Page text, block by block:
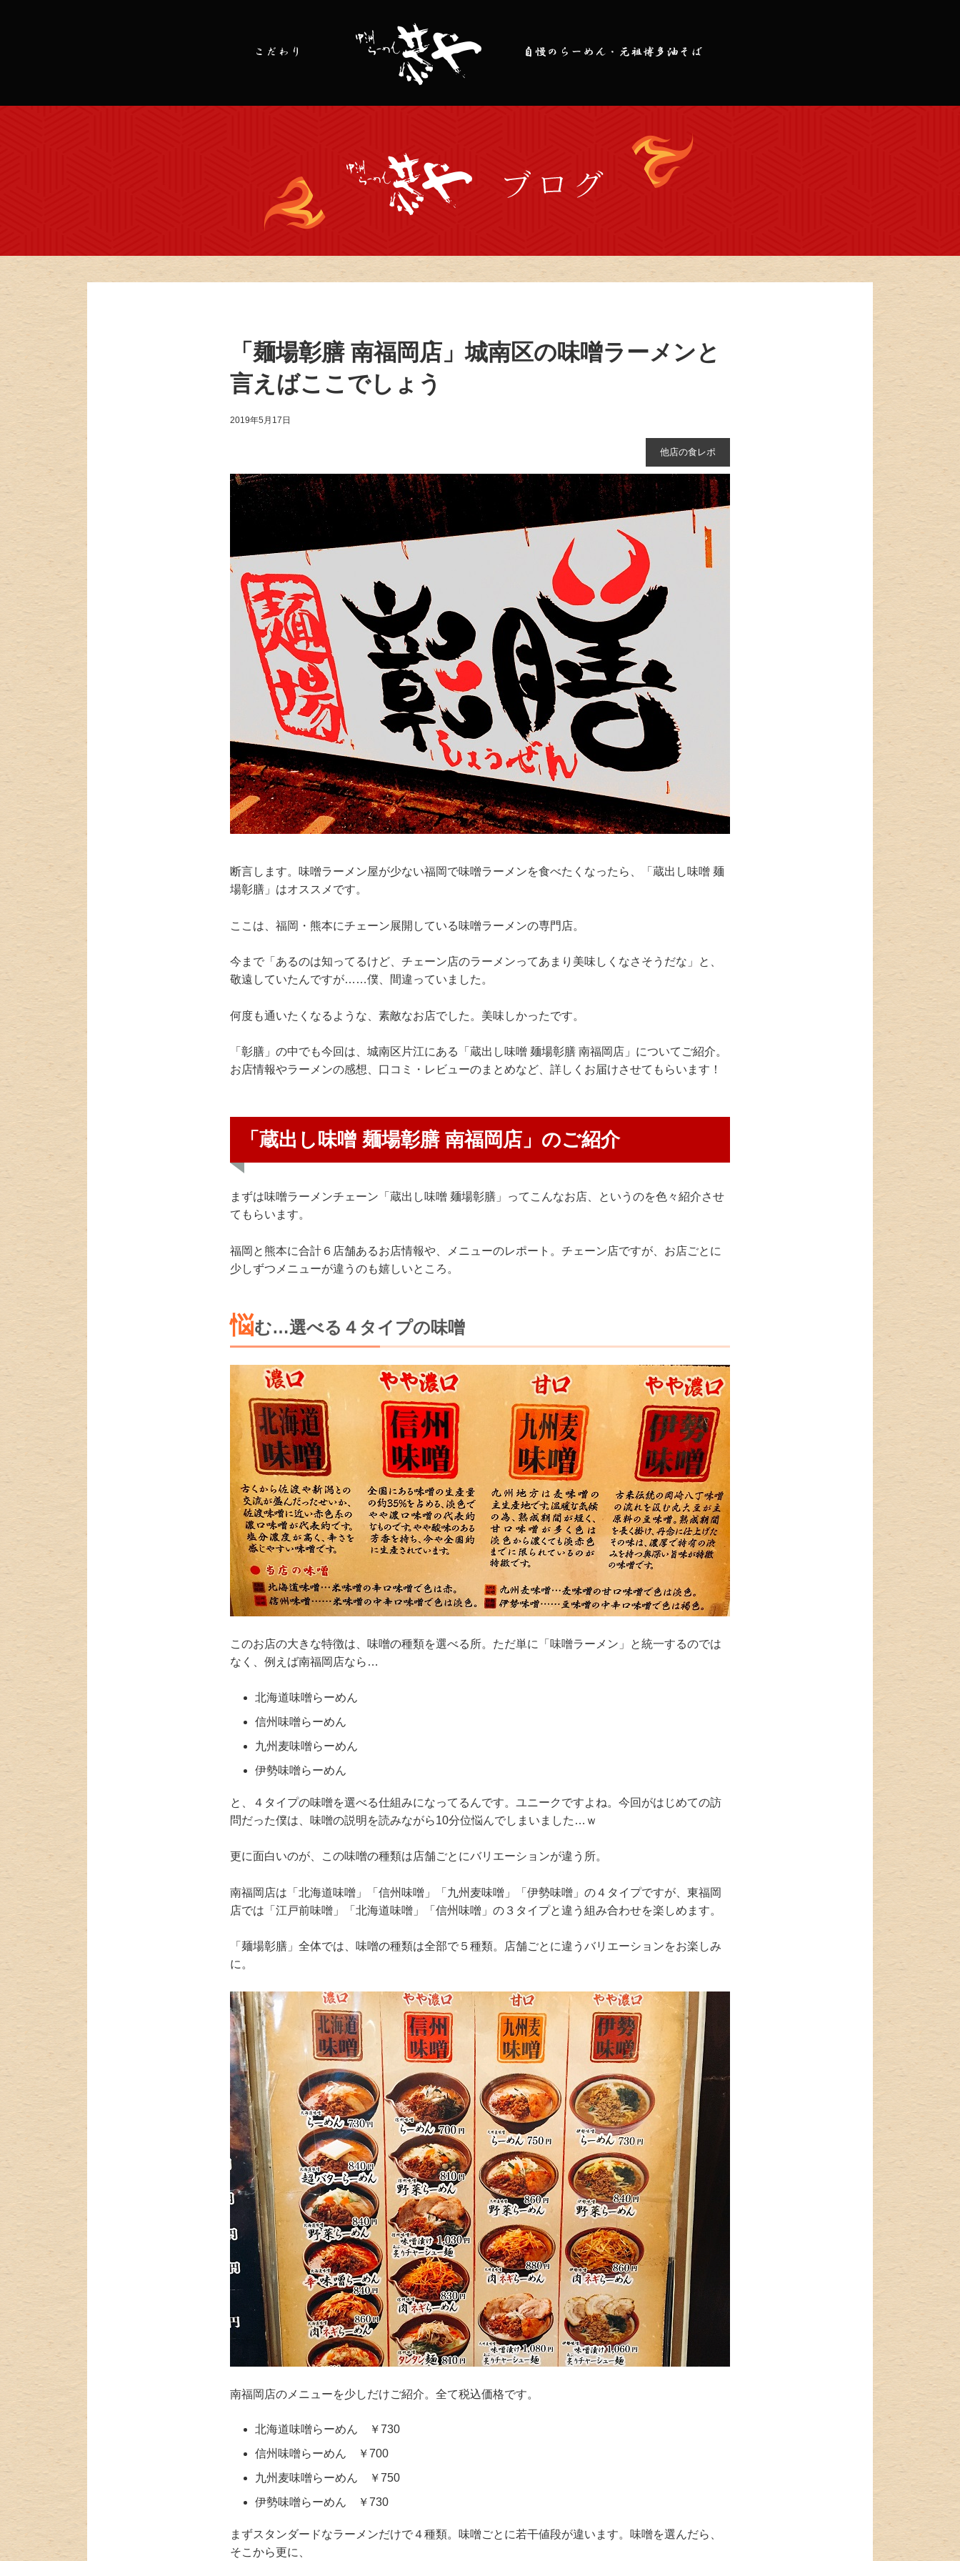
「麺場彰膳 南福岡店」城南区の味噌ラーメンと
言えばここでしょう
2019年5月17日
他店の食レポ
断言します。味噌ラーメン屋が少ない福岡で味噌ラーメンを食べたくなったら、「蔵出し味噌 麺
場彰膳」はオススメです。
ここは、福岡・熊本にチェーン展開している味噌ラーメンの専門店。
今まで「あるのは知ってるけど、チェーン店のラーメンってあまり美味しくなさそうだな」と、
敬遠していたんですが……僕、間違っていました。
何度も通いたくなるような、素敵なお店でした。美味しかったです。
「彰膳」の中でも今回は、城南区片江にある「蔵出し味噌 麺場彰膳 南福岡店」についてご紹介。
お店情報やラーメンの感想、口コミ・レビューのまとめなど、詳しくお届けさせてもらいます！
「蔵出し味噌 麺場彰膳 南福岡店」のご紹介
まずは味噌ラーメンチェーン「蔵出し味噌 麺場彰膳」ってこんなお店、というのを色々紹介させ
てもらいます。
福岡と熊本に合計６店舗あるお店情報や、メニューのレポート。チェーン店ですが、お店ごとに
少しずつメニューが違うのも嬉しいところ。
悩む…選べる４タイプの味噌
このお店の大きな特徴は、味噌の種類を選べる所。ただ単に「味噌ラーメン」と統一するのでは
なく、例えば南福岡店なら…
北海道味噌らーめん
信州味噌らーめん
九州麦味噌らーめん
伊勢味噌らーめん
と、４タイプの味噌を選べる仕組みになってるんです。ユニークですよね。今回がはじめての訪
問だった僕は、味噌の説明を読みながら10分位悩んでしまいました…ｗ
更に面白いのが、この味噌の種類は店舗ごとにバリエーションが違う所。
南福岡店は「北海道味噌」「信州味噌」「九州麦味噌」「伊勢味噌」の４タイプですが、東福岡
店では「江戸前味噌」「北海道味噌」「信州味噌」の３タイプと違う組み合わせを楽しめます。
「麺場彰膳」全体では、味噌の種類は全部で５種類。店舗ごとに違うバリエーションをお楽しみ
に。
南福岡店のメニューを少しだけご紹介。全て税込価格です。
北海道味噌らーめん ￥730
信州味噌らーめん ￥700
九州麦味噌らーめん ￥750
伊勢味噌らーめん ￥730
まずスタンダードなラーメンだけで４種類。味噌ごとに若干値段が違います。味噌を選んだら、
そこから更に、